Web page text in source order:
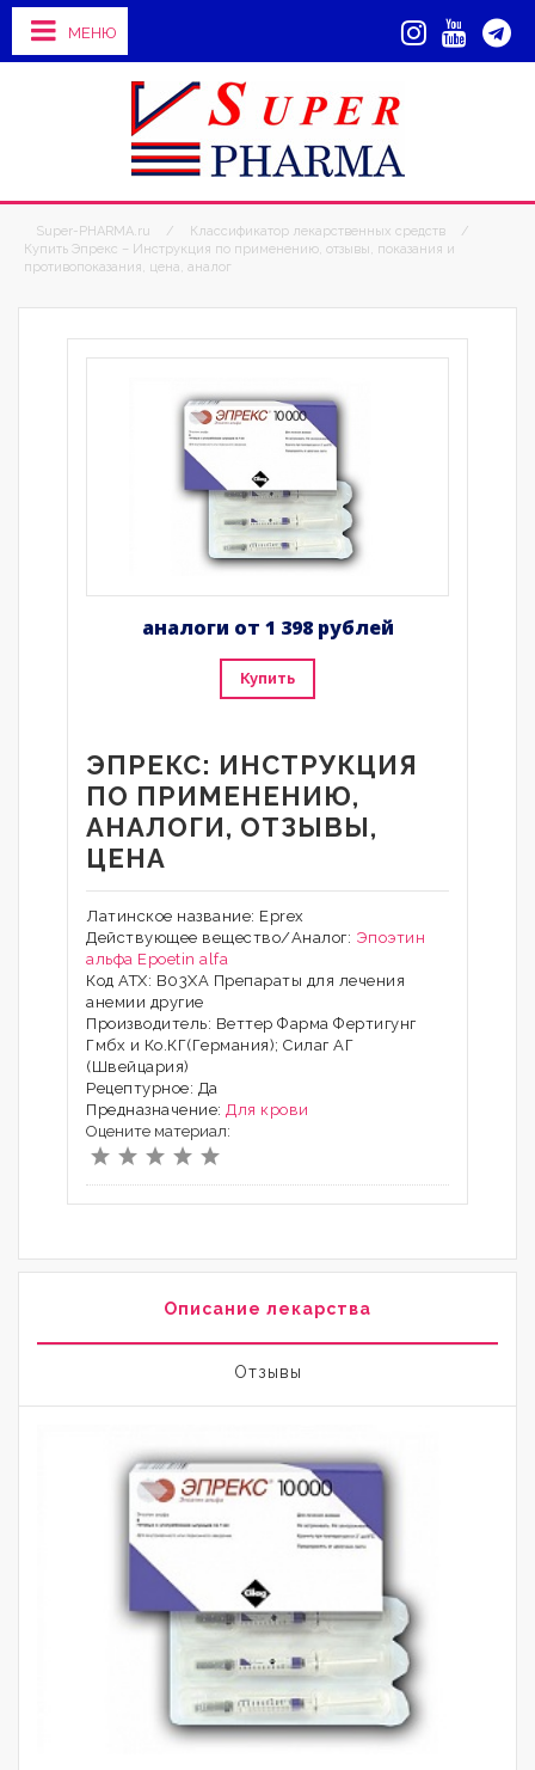
МЕНЮ
Super-PHARMA.ru / Классификатор лекарственных средств
/
Купить Эпрекс – Инструкция по применению, отзывы, показания и
противопоказания, цена, аналог
аналоги от 1 398 рублей
Купить
ЭПРЕКС: ИНСТРУКЦИЯ
ПО ПРИМЕНЕНИЮ,
АНАЛОГИ, ОТЗЫВЫ,
ЦЕНА
Латинское название: Eprex
Действующее вещество/Аналог: Эпоэтин
альфа Epoetin alfa
Код АТХ: B03XA Препараты для лечения
анемии другие
Производитель: Веттер Фарма Фертигунг
Гмбх и Ко.КГ(Германия); Силаг АГ
(Швейцария)
Рецептурное: Да
Предназначение: Для крови
Оцените материал:
Описание лекарства
Отзывы